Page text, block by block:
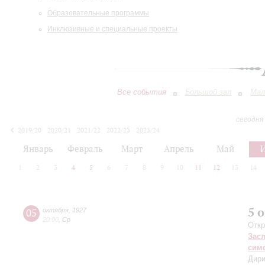
Образовательные программы
Инклюзивные и специальные проекты
Все события Большой зал
2019/20
2020/21 2021/22 2022/23
2023/24
Январь Февраль Март Апрель Май
2 3 4 5 6 7 8 9 10 11 12 13 14
05 октября
1927
20:00 Ср 5